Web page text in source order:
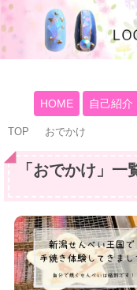
HOME 自己紹介
TOP おでかけ
「 おでかけ 」 一